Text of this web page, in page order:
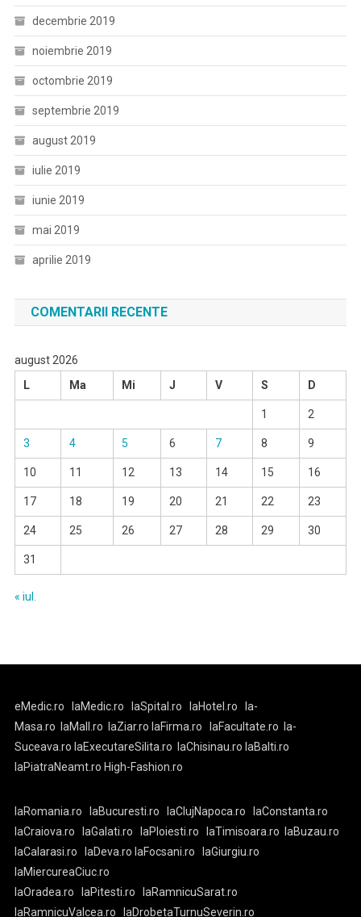
decembrie 2019
noiembrie 2019
octombrie 2019
septembrie 2019
august 2019
iulie 2019
iunie 2019
mai 2019
aprilie 2019
COMENTARII RECENTE
august 2026
L
Ma Mi J V S D
1 2
3 4 5 6 7 8 9
10 11 12 13 14 15 16
17 18 19 20 21 22 23
24 25 26 27 28 29 30
31
« iul.
eMedic.ro laMedic.ro laSpital.ro laHotel.ro
la-
Masa.ro
laMall.ro laZiar.ro laFirma.ro laFacultate.ro
la-
Suceava.ro laExecutareSilita.ro laChisinau.ro laBalti.ro
laPiatraNeamt.ro High-Fashion.ro
laRomania.ro laBucuresti.ro laClujNapoca.ro
laConstanta.ro
laCraiova.ro
laGalati.ro laPloiesti.ro laTimisoara.ro
laBuzau.ro
laCalarasi.ro
laDeva.ro laFocsani.ro
laGiurgiu.ro
laMiercureaCiuc.ro
laOradea.ro
laPitesti.ro
laRamnicuSarat.ro
laRamnicuValcea.ro
laDrobetaTurnuSeverin.ro